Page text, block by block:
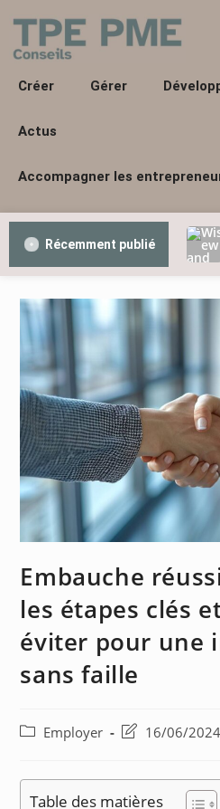
Créer Gérer
Actus
Accompagner les
Récemment publié
Embauche
les étapes clés
éviter pour une
sans faille
Employer 16/06/2024
Table des matières